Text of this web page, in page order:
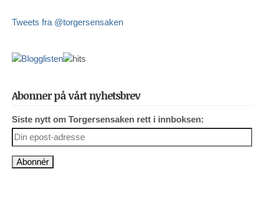
Tweets fra @torgersensaken
Abonner på vårt nyhetsbrev
Siste nytt om Torgersensaken rett i innboksen: